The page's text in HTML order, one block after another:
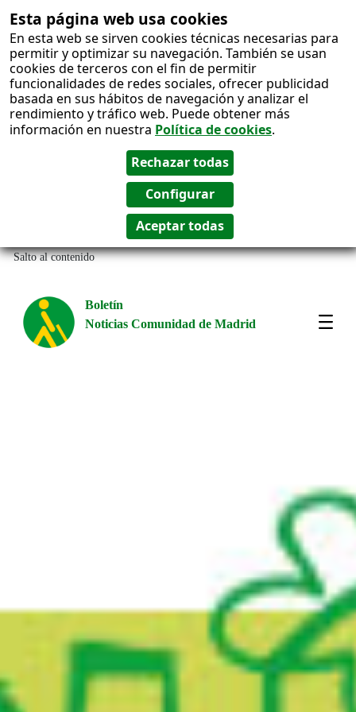
Esta página web usa cookies
En esta web se sirven cookies técnicas necesarias para
permitir y optimizar su navegación. También se usan
cookies de terceros con el fin de permitir
funcionalidades de redes sociales, ofrecer publicidad
basada en sus hábitos de navegación y analizar el
rendimiento y tráfico web. Puede obtener más
información en nuestra Política de cookies.
Salto al contenido
Boletín
Noticias Comunidad de Madrid